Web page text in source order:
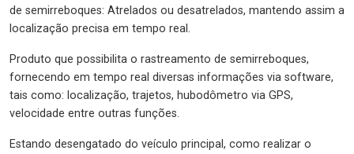
de semirreboques: Atrelados ou desatrelados, mantendo assim a
localização precisa em tempo real.
Produto que possibilita o rastreamento de semirreboques,
fornecendo em tempo real diversas informações via software,
tais como: localização, trajetos, hubodômetro via GPS,
velocidade entre outras funções.
Estando desengatado do veículo principal, como realizar o